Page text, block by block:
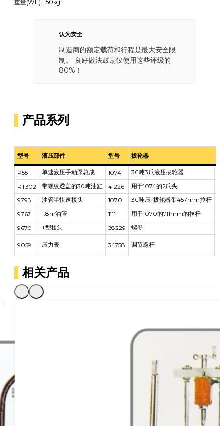
重量(Wt.): 150kg
认为安全
制造商的额定载荷和行程是最大安全限
制。 良好做法鼓励仅使用这些评级的
80%！
产品系列
型号 液压部件 型号 拔轮器
P55 单速液压手动泵总成 1074 30吨3爪液压拔轮器
RT302
带螺纹透盖的30吨油缸 41226
用于1074的2爪头
9798
油管半快速接头 1070 30吨压-拔轮器带457mm拉杆
9767
1.8m油管 1111 用于1070的711mm的拉杆
9670
T型接头 28229 螺母
9059 压力表 34758 调节螺杆
相关产品